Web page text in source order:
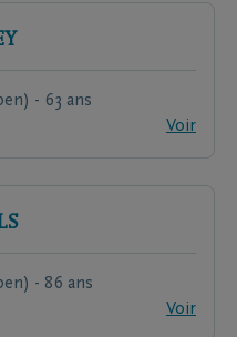
- 63 ans
Voir
- 86 ans
Voir